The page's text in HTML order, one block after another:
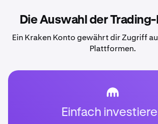
Die Auswahl der
Ein Kraken Konto gewährt dir Zugriff
Plattformen.
Einfach